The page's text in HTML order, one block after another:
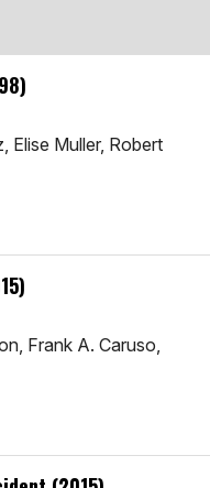
Elise Muller, Robert
Frank A. Caruso,